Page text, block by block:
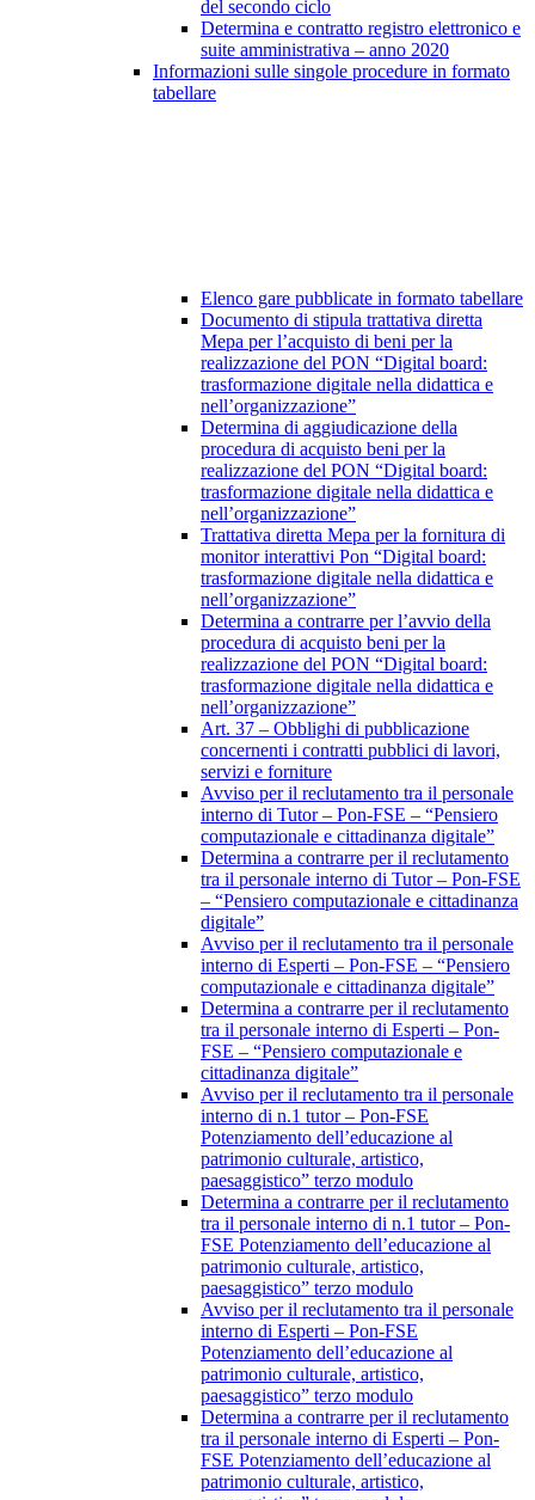
del secondo ciclo
Determina e contratto registro elettronico e
suite amministrativa – anno 2020
Informazioni sulle singole procedure in formato
tabellare
Elenco gare pubblicate in formato tabellare
Documento di stipula trattativa diretta
Mepa per l’acquisto di beni per la
realizzazione del PON “Digital board:
trasformazione digitale nella didattica e
nell’organizzazione”
Determina di aggiudicazione della
procedura di acquisto beni per la
realizzazione del PON “Digital board:
trasformazione digitale nella didattica e
nell’organizzazione”
Trattativa diretta Mepa per la fornitura di
monitor interattivi Pon “Digital board:
trasformazione digitale nella didattica e
nell’organizzazione”
Determina a contrarre per l’avvio della
procedura di acquisto beni per la
realizzazione del PON “Digital board:
trasformazione digitale nella didattica e
nell’organizzazione”
Art. 37 – Obblighi di pubblicazione
concernenti i contratti pubblici di lavori,
servizi e forniture
Avviso per il reclutamento tra il personale
interno di Tutor – Pon-FSE – “Pensiero
computazionale e cittadinanza digitale”
Determina a contrarre per il reclutamento
tra il personale interno di Tutor – Pon-FSE
– “Pensiero computazionale e cittadinanza
digitale”
Avviso per il reclutamento tra il personale
interno di Esperti – Pon-FSE – “Pensiero
computazionale e cittadinanza digitale”
Determina a contrarre per il reclutamento
tra il personale interno di Esperti – Pon-
FSE – “Pensiero computazionale e
cittadinanza digitale”
Avviso per il reclutamento tra il personale
interno di n.1 tutor – Pon-FSE
Potenziamento dell’educazione al
patrimonio culturale, artistico,
paesaggistico” terzo modulo
Determina a contrarre per il reclutamento
tra il personale interno di n.1 tutor – Pon-
FSE Potenziamento dell’educazione al
patrimonio culturale, artistico,
paesaggistico” terzo modulo
Avviso per il reclutamento tra il personale
interno di Esperti – Pon-FSE
Potenziamento dell’educazione al
patrimonio culturale, artistico,
paesaggistico” terzo modulo
Determina a contrarre per il reclutamento
tra il personale interno di Esperti – Pon-
FSE Potenziamento dell’educazione al
patrimonio culturale, artistico,